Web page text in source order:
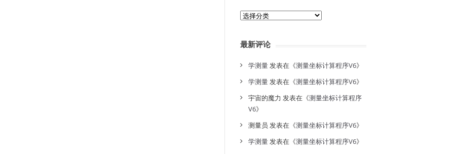
分
录
最新评论
学测量发表在《测量坐标计算程序V6》
学测量发表在《测量坐标计算程序V6》
宇宙的魔力 发表在《测量坐标计算程序
V6》
测量员 发表在《测量坐标计算程序V6》
学测量发表在《测量坐标计算程序V6》